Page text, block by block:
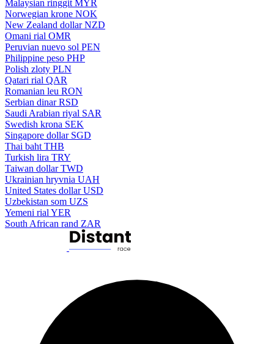
Malaysian ringgit MYR
Norwegian krone NOK
New Zealand dollar NZD
Omani rial OMR
Peruvian nuevo sol PEN
Philippine peso PHP
Polish zloty PLN
Qatari rial QAR
Romanian leu RON
Serbian dinar RSD
Saudi Arabian riyal SAR
Swedish krona SEK
Singapore dollar SGD
Thai baht THB
Turkish lira TRY
Taiwan dollar TWD
Ukrainian hryvnia UAH
United States dollar USD
Uzbekistan som UZS
Yemeni rial YER
South African rand ZAR